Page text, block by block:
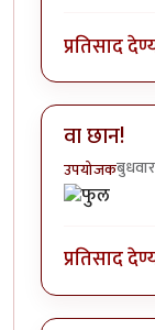
प्रतिसाद
वा छान!
उपयोजक
प्रतिसाद